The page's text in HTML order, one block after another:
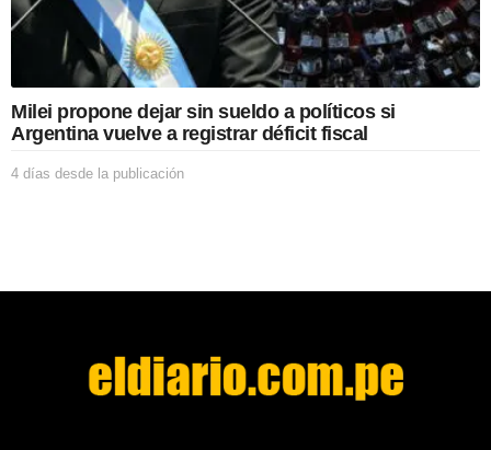
l
i
a
i
ó
Milei propone dejar sin sueldo a políticos si
Argentina vuelve a registrar déficit fiscal
4 días desde la publicación
e
a